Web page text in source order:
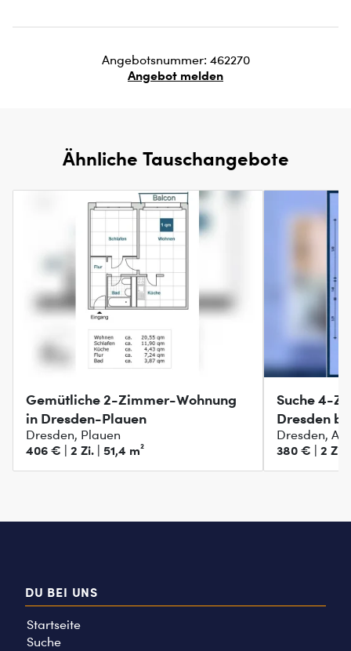
Angebotsnummer: 462270
Angebot melden
Ähnliche Tauschangebote
Gemütliche 2-Zimmer-Wohnung
in Dresden-Plauen
Dresden, Plauen
406 € | 2 Zi. | 51,4 m²
Suche 4-
Dresden
Dresden,
380 € | 2 Zi.
DU BEI UNS
Startseite
Suche